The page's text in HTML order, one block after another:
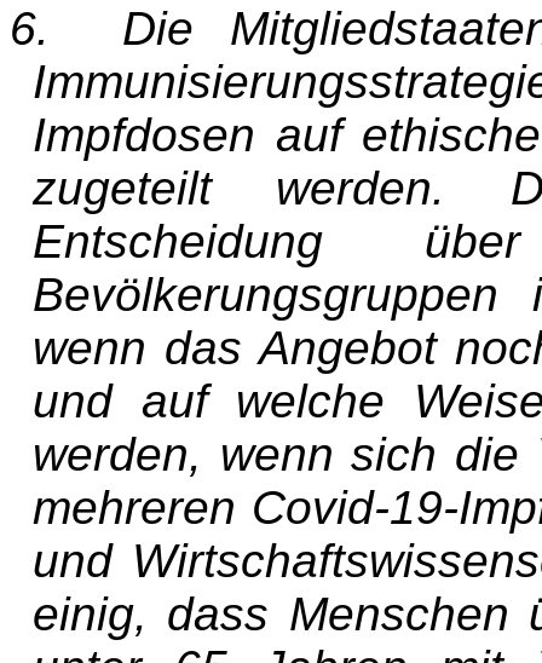
6. Die
Impfdosen auf
zugeteilt werden.
Entscheidung
wenn das Angebot
und auf welche
werden, wenn sich die
mehreren Covid-19-
und
einig, dass Menschen